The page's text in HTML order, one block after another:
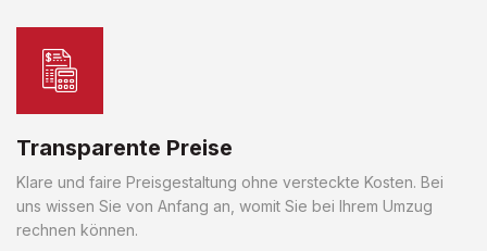
Transparente Preise
Klare und faire Preisgestaltung ohne versteckte Kosten. Bei
uns wissen Sie von Anfang an, womit Sie bei Ihrem Umzug
rechnen können.